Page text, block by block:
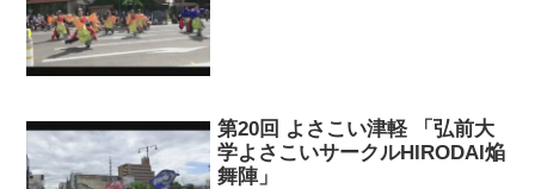
第20回 よさこい津軽 「弘前大
学よさこいサークルHIRODAI焔
舞陣」